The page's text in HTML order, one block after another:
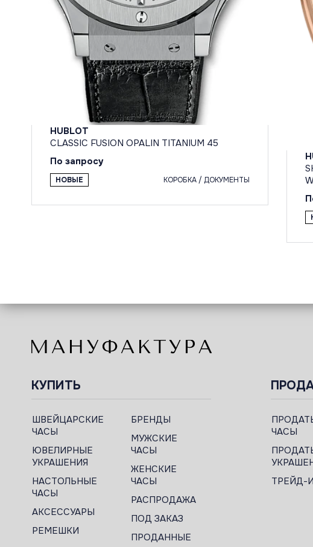
HUBLOT
CLASSIC FUSION OPALIN TITANIUM 45
По запросу
НОВЫЕ КОРОБКА / ДОКУМЕНТЫ
КУПИТЬ
ШВЕЙЦАРСКИЕ
ЧАСЫ
ЮВЕЛИРНЫЕ
УКРАШЕНИЯ
НАСТОЛЬНЫЕ
ЧАСЫ
АКСЕССУАРЫ
РЕМЕШКИ
БРЕНДЫ
МУЖСКИЕ
ЧАСЫ
ЖЕНСКИЕ
ЧАСЫ
РАСПРОДАЖА
ПОД ЗАКАЗ
ПРОДАННЫЕ
ЧАСЫ
ТРЕЙД-